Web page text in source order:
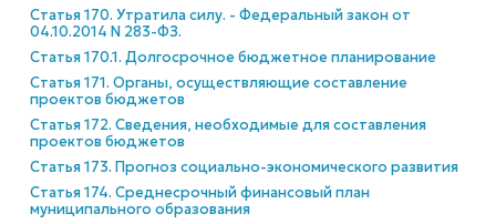
Статья 170. Утратила силу. - Федеральный закон от
04.10.2014 N 283-ФЗ.
Статья 170.1. Долгосрочное бюджетное планирование
Статья 171. Органы, осуществляющие составление
проектов бюджетов
Статья 172. Сведения, необходимые для составления
проектов бюджетов
Статья 173. Прогноз социально-экономического развития
Статья 174. Среднесрочный финансовый план
муниципального образования